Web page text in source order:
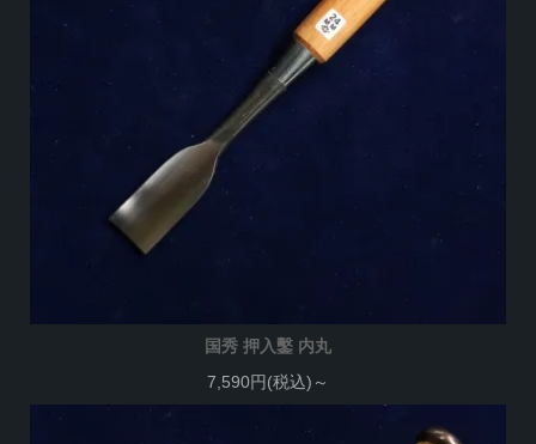
国秀 押入鑿 内丸
7,590円(税込)～